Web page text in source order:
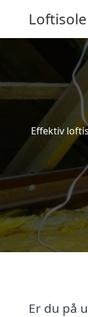
Effektiv
Er du på